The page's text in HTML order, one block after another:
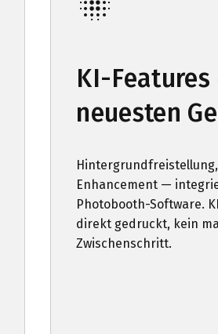
KI-
neuesten
Hintergrundfreistellung,
Enhancement —
Photobooth-Software.
direkt gedruckt, kein
Zwischenschritt.